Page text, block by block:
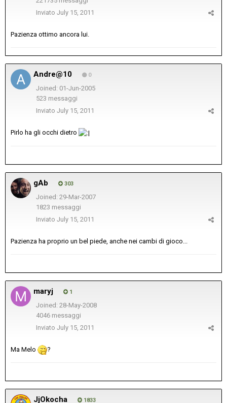
Inviato July 15, 2011
Pazienza ottimo ancora lui.
Andre@10 0
Joined: 01-Jun-2005
523 messaggi
Inviato July 15, 2011
Pirlo ha gli occhi dietro
gAb 303
Joined: 29-Mar-2007
1823 messaggi
Inviato July 15, 2011
Pazienza ha proprio un bel piede, anche nei cambi di gioco...
maryj 1
Joined: 28-May-2008
4046 messaggi
Inviato July 15, 2011
Ma Melo ?
JjOkocha 1833